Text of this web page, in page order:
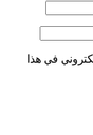
في هذا